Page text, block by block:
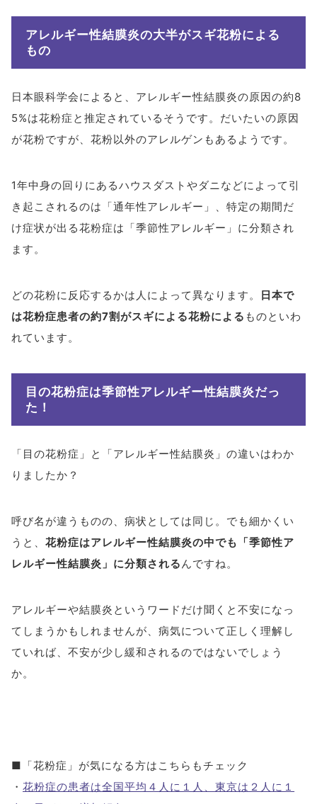
アレルギー性結膜炎の大半がスギ花粉による
もの
日本眼科学会によると、アレルギー性結膜炎の原因の約8
5%は花粉症と推定されているそうです。だいたいの原因
が花粉ですが、花粉以外のアレルゲンもあるようです。
1年中身の回りにあるハウスダストやダニなどによって引
き起こされるのは「通年性アレルギー」、特定の期間だ
け症状が出る花粉症は「季節性アレルギー」に分類され
ます。
どの花粉に反応するかは人によって異なります。
日本で
は花粉症患者の約7割がスギによる花粉による ものといわ
れています。
目の花粉症は季節性アレルギー性結膜炎だっ
た！
「目の花粉症」と「アレルギー性結膜炎」の違いはわか
りましたか？
呼び名が違うものの、病状としては同じ。でも細かくい
うと、花粉症はアレルギー性結膜炎の中でも「季節性ア
レルギー性結膜炎」に分類される んですね。
アレルギーや結膜炎というワードだけ聞くと不安になっ
てしまうかもしれませんが、病気について正しく理解し
ていれば、不安が少し緩和されるのではないでしょう
か。
■「花粉症」が気になる方はこちらもチェック
・花粉症の患者は全国平均４人に１人、東京は２人に１